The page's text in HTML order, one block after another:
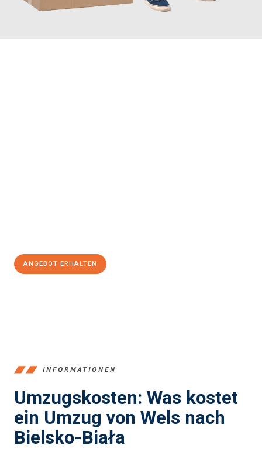
ANGEBOT ERHALTEN
INFORMATIONEN
Umzugskosten: Was kostet
ein Umzug von Wels nach
Bielsko-Biała